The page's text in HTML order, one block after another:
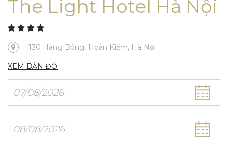
The Light Hotel Hà Nội
130 Hàng Bông, Hoàn Kiếm, Hà Nội
XEM BẢN ĐỒ